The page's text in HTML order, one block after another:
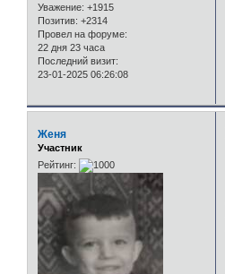
Уважение: +1915
Позитив: +2314
Провел на форуме:
22 дня 23 часа
Последний визит:
23-01-2025 06:26:08
Женя
Участник
Рейтинг: